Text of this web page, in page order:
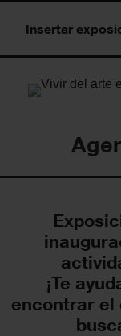
Insertar
¡Te
encontrar el